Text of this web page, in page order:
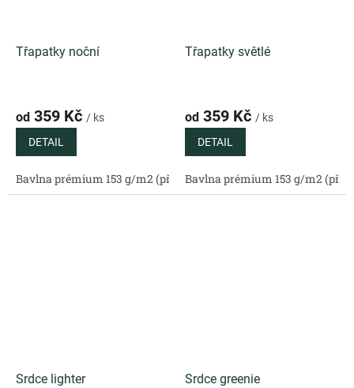
Třapatky noční
od 359 Kč / ks
DETAIL
Bavlna prémium 153 g/m2 (přírodní) Bavlněný satén 130 g/
Třapatky světlé
od 359 Kč / ks
DETAIL
Bavlna prémium 153 g/m2
Srdce lighter Srdce greenie